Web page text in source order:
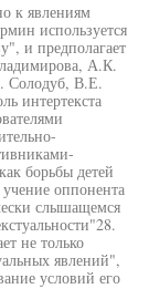
к явлениям
используется
и предполагает
А.К.
В.Е.
интертекста
борьбы детей
оппонента
слышащемся
не только
явлений",
условий его